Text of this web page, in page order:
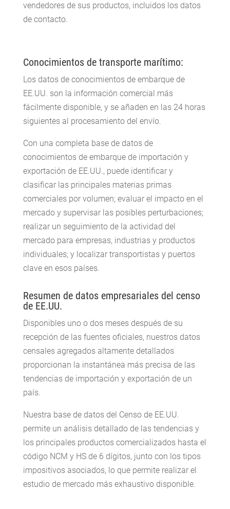
vendedores de sus productos, incluidos los datos
de contacto.
Conocimientos de transporte marítimo:
Los datos de conocimientos de embarque de
EE.UU. son la información comercial más
fácilmente disponible, y se añaden en las 24 horas
siguientes al procesamiento del envío.
Con una completa base de datos de
conocimientos de embarque de importación y
exportación de EE.UU., puede identificar y
clasificar las principales materias primas
comerciales por volumen; evaluar el impacto en el
mercado y supervisar las posibles perturbaciones;
realizar un seguimiento de la actividad del
mercado para empresas, industrias y productos
individuales; y localizar transportistas y puertos
clave en esos países.
Resumen de datos empresariales del censo
de EE.UU.
Disponibles uno o dos meses después de su
recepción de las fuentes oficiales, nuestros datos
censales agregados altamente detallados
proporcionan la instantánea más precisa de las
tendencias de importación y exportación de un
país.
Nuestra base de datos del Censo de EE.UU.
permite un análisis detallado de las tendencias y
los principales productos comercializados hasta el
código NCM y HS de 6 dígitos, junto con los tipos
impositivos asociados, lo que permite realizar el
estudio de mercado más exhaustivo disponible.